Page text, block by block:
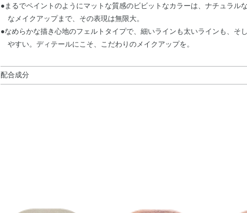
●まるでペイントのようにマットな質感のビビットなカラーは、ナチュラル
なメイクアップまで、その表現は無限大。
●なめらかな描き心地のフェルトタイプで、細いラインも太いラインも、そ
やすい。ディテールにこそ、こだわりのメイクアップを。
配合成分